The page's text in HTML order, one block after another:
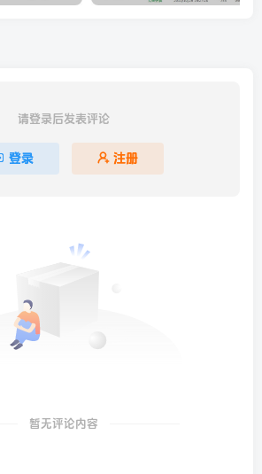
请登录后发表评论
登录 注册
暂无评论内容